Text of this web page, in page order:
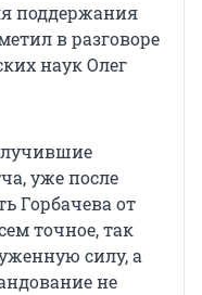
поддержания
в разговоре
наук Олег
уже после
Горбачева от
точное, так
силу, а
не